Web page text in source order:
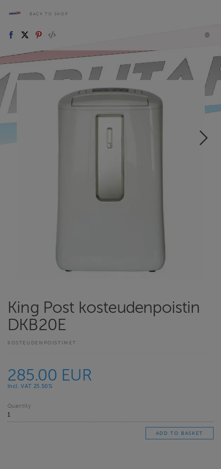
BACK TO SHOP
King Post kosteudenpoistin
DKB20E
KOSTEUDENPOISTIMET
285.00 EUR
Incl. VAT 25.50%
Quantity